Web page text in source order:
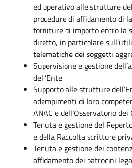
ed operativo alle strutture
procedure di affidamento di
forniture di importo entro la
diretto, in particolare
telematiche dei soggetti
Supervisione e gestione
dell’Ente
Supporto alle strutture
adempimenti di loro
ANAC e dell’Osservatorio
Tenuta e gestione del
e della Raccolta scritture
Tenuta e gestione dei
affidamento dei patrocini